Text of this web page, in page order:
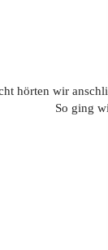
hörten wir
So ging